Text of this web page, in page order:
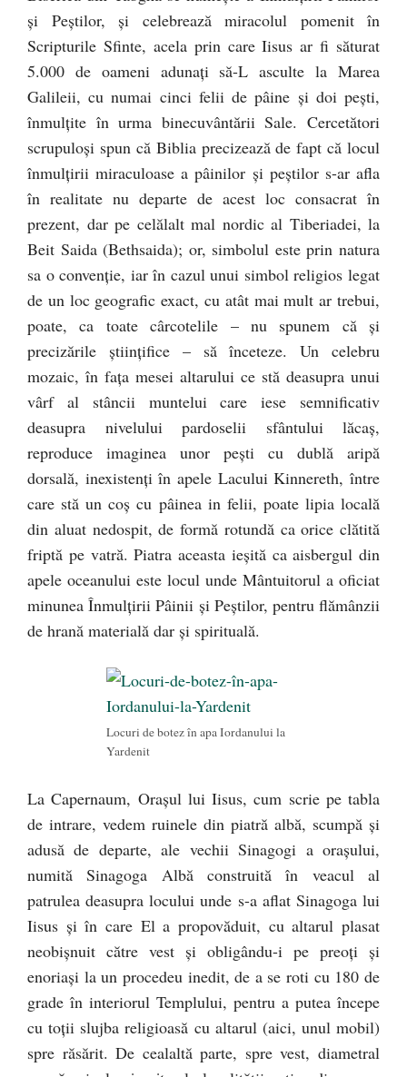
şi Peştilor, şi celebrează miracolul pomenit în
Scripturile Sfinte, acela prin care Iisus ar fi săturat
5.000 de oameni adunaţi să-L asculte la Marea
Galileii, cu numai cinci felii de pâine şi doi peşti,
înmulţite în urma binecuvântării Sale. Cercetători
scrupuloşi spun că Biblia precizează de fapt că locul
înmulţirii miraculoase a pâinilor şi peştilor s-ar afla
în realitate nu departe de acest loc consacrat în
prezent, dar pe celălalt mal nordic al Tiberiadei, la
Beit Saida (Bethsaida); or, simbolul este prin natura
sa o convenţie, iar în cazul unui simbol religios legat
de un loc geografic exact, cu atât mai mult ar trebui,
poate, ca toate cârcotelile – nu spunem că şi
precizările ştiinţifice – să înceteze. Un celebru
mozaic, în faţa mesei altarului ce stă deasupra unui
vârf al stâncii muntelui care iese semnificativ
deasupra nivelului pardoselii sfântului lăcaş,
reproduce imaginea unor peşti cu dublă aripă
dorsală, inexistenţi în apele Lacului Kinnereth, între
care stă un coş cu pâinea in felii, poate lipia locală
din aluat nedospit, de formă rotundă ca orice clătită
friptă pe vatră. Piatra aceasta ieşită ca aisbergul din
apele oceanului este locul unde Mântuitorul a oficiat
minunea Înmulţirii Pâinii şi Peştilor, pentru flămânzii
de hrană materială dar şi spirituală.
Locuri de botez în apa Iordanului la
Yardenit
La Capernaum, Oraşul lui Iisus, cum scrie pe tabla
de intrare, vedem ruinele din piatră albă, scumpă şi
adusă de departe, ale vechii Sinagogi a oraşului,
numită Sinagoga Albă construită în veacul al
patrulea deasupra locului unde s-a aflat Sinagoga lui
Iisus şi în care El a propovăduit, cu altarul plasat
neobişnuit către vest şi obligându-i pe preoţi şi
enoriaşi la un procedeu inedit, de a se roti cu 180 de
grade în interiorul Templului, pentru a putea începe
cu toţii slujba religioasă cu altarul (aici, unul mobil)
spre răsărit. De cealaltă parte, spre vest, diametral